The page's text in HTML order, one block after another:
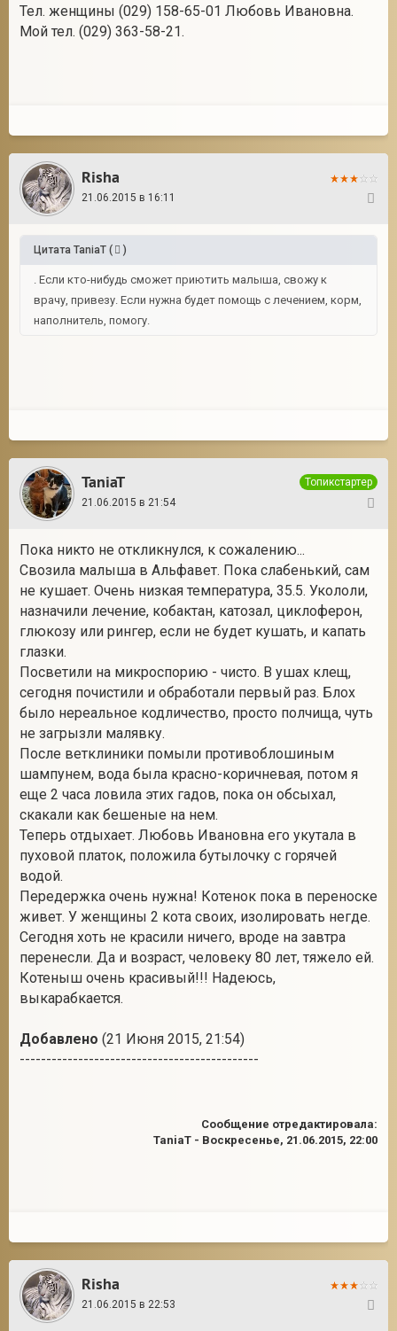
Тел. женщины (029) 158-65-01 Любовь Ивановна.
Мой тел. (029) 363-58-21.
Risha
21.06.2015 в 16:11
Цитата TaniaT ( )
. Если кто-нибудь сможет приютить малыша, свожу к
врачу, привезу. Если нужна будет помощь с лечением, корм,
наполнитель, помогу.
TaniaT
Топикстартер
21.06.2015 в 21:54
Пока никто не откликнулся, к сожалению...
Свозила малыша в Альфавет. Пока слабенький, сам
не кушает. Очень низкая температура, 35.5. Укололи,
назначили лечение, кобактан, катозал, циклоферон,
глюкозу или рингер, если не будет кушать, и капать
глазки.
Посветили на микроспорию - чисто. В ушах клещ,
сегодня почистили и обработали первый раз. Блох
было нереальное кодличество, просто полчища, чуть
не загрызли малявку.
После ветклиники помыли противоблошиным
шампунем, вода была красно-коричневая, потом я
еще 2 часа ловила этих гадов, пока он обсыхал,
скакали как бешеные на нем.
Теперь отдыхает. Любовь Ивановна его укутала в
пуховой платок, положила бутылочку с горячей
водой.
Передержка очень нужна! Котенок пока в переноске
живет. У женщины 2 кота своих, изолировать негде.
Сегодня хоть не красили ничего, вроде на завтра
перенесли. Да и возраст, человеку 80 лет, тяжело ей.
Котеныш очень красивый!!! Надеюсь,
выкарабкается.
Добавлено (21 Июня 2015, 21:54)
---------------------------------------------
Сообщение отредактировала:
TaniaT - Воскресенье, 21.06.2015, 22:00
Risha
21.06.2015 в 22:53